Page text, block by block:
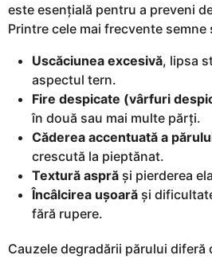
este esențială pentru a preveni
Printre cele mai frecvente semne
Uscăciunea excesivă, lipsa
aspectul tern.
Fire despicate (vârfuri
în două sau mai multe părți.
Căderea accentuată a
crescută la pieptănat.
Textură aspră și pierderea
Încâlcirea ușoară și
fără rupere.
Cauzele degradării părului diferă